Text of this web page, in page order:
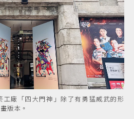
工廠「四大門神」除了有勇猛威武的形
版本。